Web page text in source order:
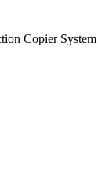
Copier